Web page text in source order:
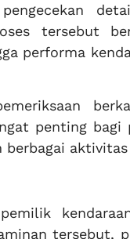
tersebut
performa
penting bagi
berbagai
tersebut,